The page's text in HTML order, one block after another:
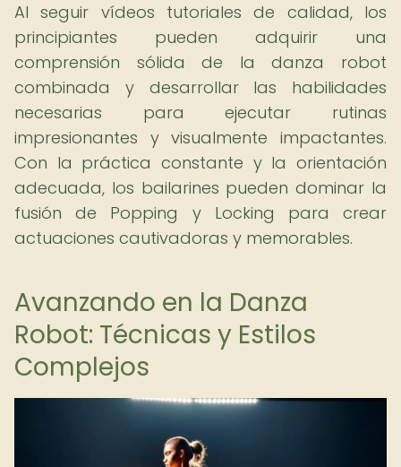
Al seguir vídeos tutoriales de calidad, los
principiantes pueden adquirir una
comprensión sólida de la danza robot
combinada y desarrollar las habilidades
necesarias para ejecutar rutinas
impresionantes y visualmente impactantes.
Con la práctica constante y la orientación
adecuada, los bailarines pueden dominar la
fusión de Popping y Locking para crear
actuaciones cautivadoras y memorables.
Avanzando en la Danza
Robot: Técnicas y Estilos
Complejos